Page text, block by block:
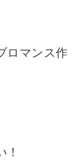
ロマンス作